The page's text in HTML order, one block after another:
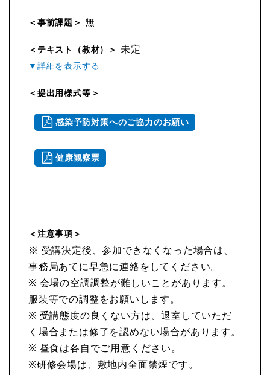
＜事前課題＞ 無
＜テキスト（教材）＞ 未定
＜提出用様式等＞
感染予防対策へのご協力のお願い
健康観察票
＜注意事項＞
※ 受講決定後、参加できなくなった場合は、
事務局あてに早急に連絡をしてください。
※ 会場の空調調整が難しいことがあります。
服装等での調整をお願いします。
※ 受講態度の良くない方は、退室していただ
く場合または修了を認めない場合があります。
※ 昼食は各自でご用意ください。
※研修会場は、敷地内全面禁煙です。